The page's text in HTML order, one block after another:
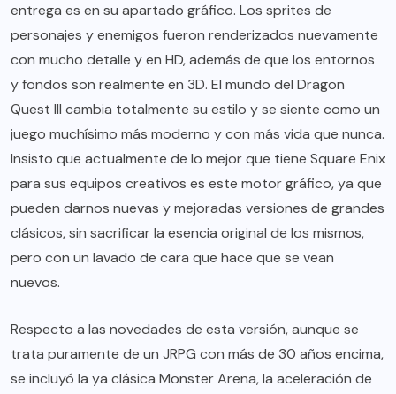
entrega es en su apartado gráfico. Los sprites de
personajes y enemigos fueron renderizados nuevamente
con mucho detalle y en HD, además de que los entornos
y fondos son realmente en 3D. El mundo del Dragon
Quest III cambia totalmente su estilo y se siente como un
juego muchísimo más moderno y con más vida que nunca.
Insisto que actualmente de lo mejor que tiene Square Enix
para sus equipos creativos es este motor gráfico, ya que
pueden darnos nuevas y mejoradas versiones de grandes
clásicos, sin sacrificar la esencia original de los mismos,
pero con un lavado de cara que hace que se vean
nuevos.
Respecto a las novedades de esta versión, aunque se
trata puramente de un JRPG con más de 30 años encima,
se incluyó la ya clásica Monster Arena, la aceleración de